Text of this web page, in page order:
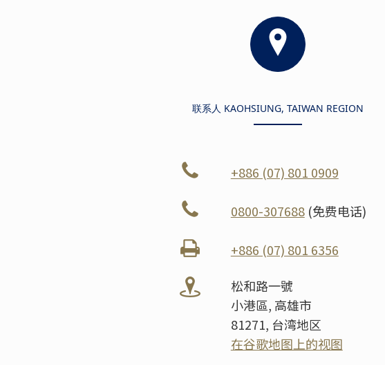
联系人 KAOHSIUNG, TAIWAN REGION
+886 (07) 801 0909
0800-307688(免费电话)
+886 (07) 801 6356
松和路一號
小港區, 高雄市
81271, 台湾地区
在谷歌地图上的视图